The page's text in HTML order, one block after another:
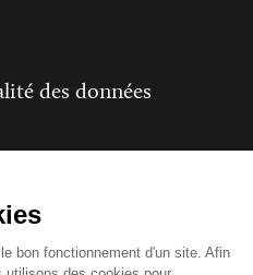
des données
bon fonctionnement d'un site. Afin